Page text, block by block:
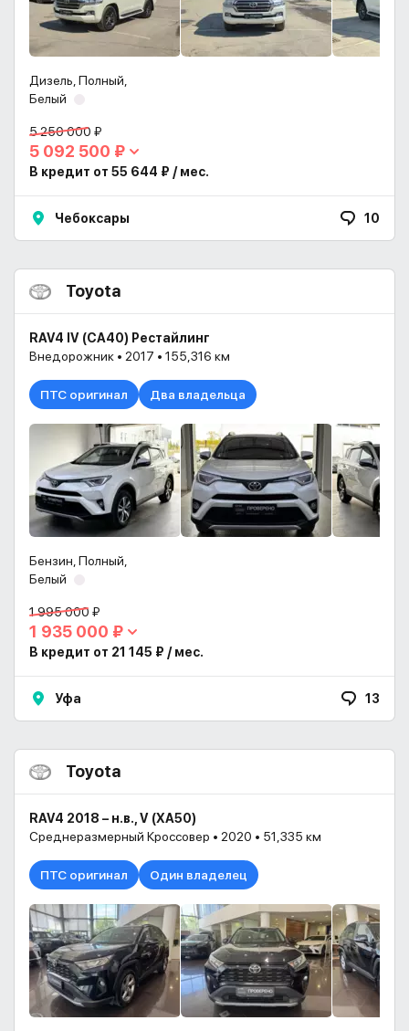
Дизель, Полный,
Белый
5 250 000 ₽
5 092 500 ₽
В кредит от 55 644 ₽ / мес.
Чебоксары 10
Toyota
RAV4 IV (CA40) Рестайлинг
Внедорожник • 2017 • 155,316 км
ПТС оригинал Два владельца
Бензин, Полный,
Белый
1 995 000 ₽
1 935 000 ₽
В кредит от 21 145 ₽ / мес.
Уфа 13
Toyota
RAV4 2018 – н.в., V (XA50)
Среднеразмерный Кроссовер • 2020 • 51,335 км
ПТС оригинал Один владелец